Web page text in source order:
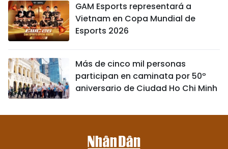
GAM Esports representará a
Vietnam en Copa Mundial de
Esports 2026
Más de cinco mil personas
participan en caminata por 50º
aniversario de Ciudad Ho Chi Minh